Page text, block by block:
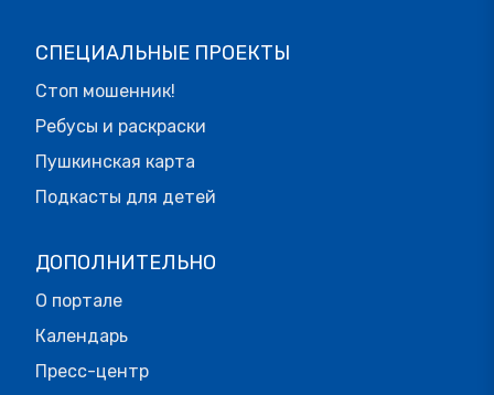
СПЕЦИАЛЬНЫЕ ПРОЕКТЫ
Стоп мошенник!
Ребусы и раскраски
Пушкинская карта
Подкасты для детей
ДОПОЛНИТЕЛЬНО
О портале
Календарь
Пресс-центр